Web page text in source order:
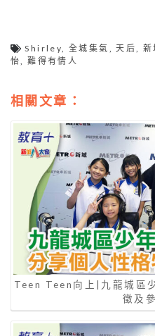
Shirley,全城集氣 ,天后,新
怡,難得有情人
相關文章：
Teen Teen向上|九龍城區
徵及